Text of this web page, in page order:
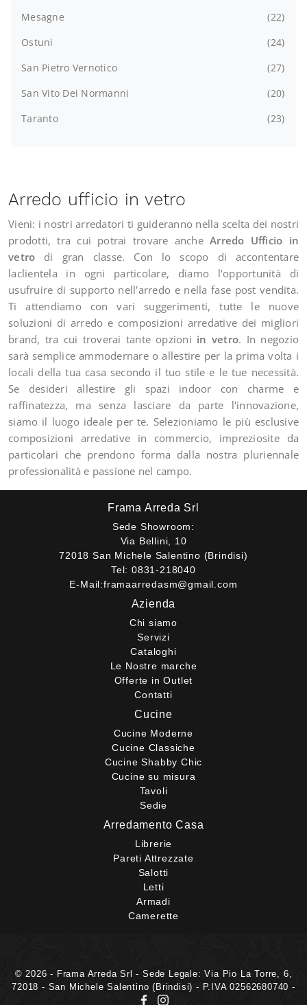
Mesagne
22
Ostuni
24
San Pietro Vernotico
27
San Vito Dei Normanni
20
Taranto
23
Arredo ufficio in vetro
Vieni: i nostri arredatori ti guideranno nella scelta dei nostri
prodotti, tra cui potrai trovare anche Arredo Ufficio in
vetro di gran classe. Con lo scopo di accontentare
laclientela in ogni particolare, diamo l'opportunità di
usufruire di supporto nell'arredo e nella fase post vendita.
Ti attendiamo con vari suggerimenti, tutte le nuove
soluzioni di arredo e composizioni arredative dei migliori
brand, tra cui troverai tante opzioni in vetro. In negozio
sarà semplice ammodernare o allestire per la prima volta i
locali della tua casa secondo il tuo stile e le tue necessità.
Se desideri allestire gli spazi indoor con charme e
raffinatezza, ma senza lasciare da parte l'innovazione,
siamo il luogo ideale per te. Selezioniamo le più esclusive
composizioni arredative in commercio, impreziosite da
particolari che prendono forma dalla nostra pluriennale
professionalità e passione nel campo.
Frama Arreda Srl
Sede Showroom:
Via Bellini, 10
72018 San Michele Salentino (Brindisi)
Tel: 0831-218040
E-Mail:framaarredasm@gmail.com
Azienda
Chi siamo
Servizi
Cataloghi
Le Nostre marche
Offerte in Outlet
Contatti
Cucine
Cucine Moderne
Cucine Classiche
Cucine Shabby Chic
Cucine su misura
Tavoli
Sedie
Arredamento Casa
Librerie
Pareti Attrezzate
Salotti
Letti
Armadi
Camerette
© 2026 - Frama Arreda Srl - Sede Legale: Via Pio La Torre, 6,
72018 - San Michele Salentino (Brindisi) - P.IVA 02562680740 -